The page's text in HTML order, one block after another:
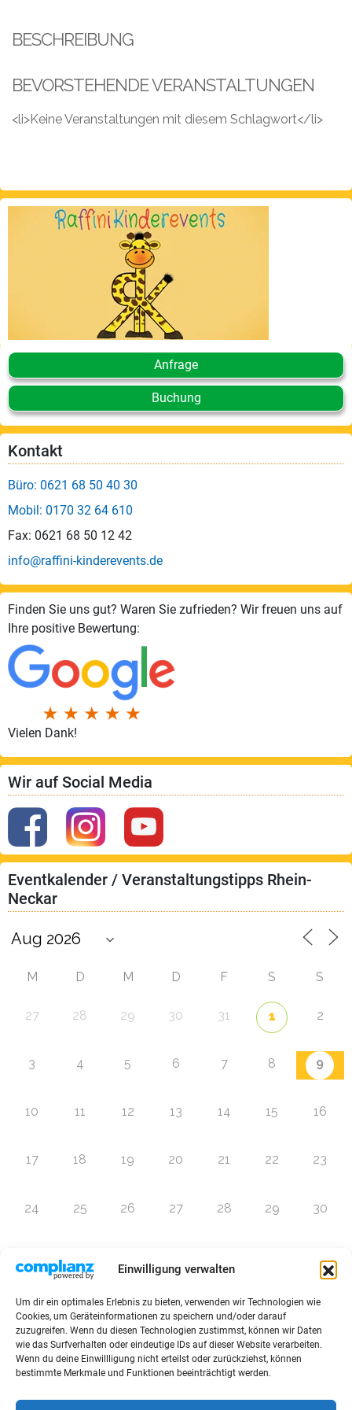
Einwilligung verwalten
Um dir ein optimales Erlebnis zu bieten, verwenden wir Technologien wie
Cookies, um Geräteinformationen zu speichern und/oder darauf
zuzugreifen. Wenn du diesen Technologien zustimmst, können wir Daten
wie das Surfverhalten oder eindeutige IDs auf dieser Website verarbeiten.
Wenn du deine Einwillligung nicht erteilst oder zurückziehst, können
bestimmte Merkmale und Funktionen beeinträchtigt werden.
Über
Fotos,
Events
Referenzen
BESCHREIBUNG
BEVORSTEHENDE VERANSTALTUNGEN
<li>Keine Veranstaltungen mit diesem Schlagwort</li>
Anfrage
Buchung
Kontakt
Büro: 0621 68 50 40 30
Mobil: 0170 32 64 610
Fax: 0621 68 50 12 42
info@raffini-kinderevents.de
Finden Sie uns gut? Waren Sie zufrieden? Wir freuen uns auf
Ihre positive Bewertung:
Vielen Dank!
Wir auf Social Media
Eventkalender / Veranstaltungstipps Rhein-
Neckar
M D M D F S S
27 28 29 30 31 1 2
3 4 5 6 7 8 9
10 11 12 13 14 15 16
17 18 19 20 21 22 23
24 25 26 27 28 29 30
Zur Eventübersicht